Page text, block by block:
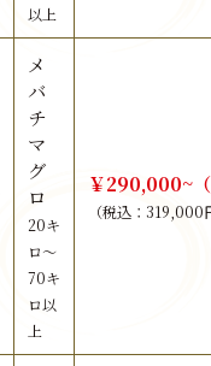
以上
メ
バ
チ
マ
グ
ロ
20キ
ロ～
70キ
ロ以
上
￥290,000~
（税込：319,000